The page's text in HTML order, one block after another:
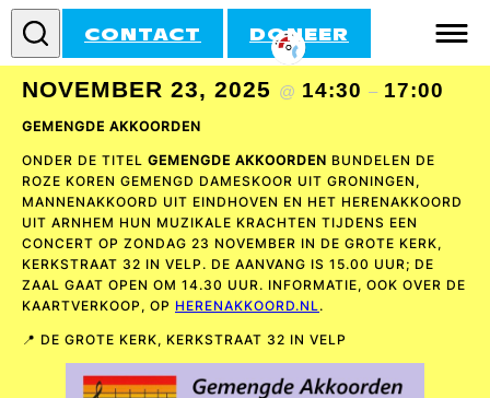
CONTACT DONEER
INFORMATIE
DOE MEE!
ACTIVITEITEN
AGENDA
GEMENGDE AKKOORDEN
NOVEMBER 23, 2025 @ 14:30 – 17:00
GEMENGDE AKKOORDEN
ONDER DE TITEL GEMENGDE AKKOORDEN BUNDELEN DE
ROZE KOREN GEMENGD DAMESKOOR UIT GRONINGEN,
MANNENAKKOORD UIT EINDHOVEN EN HET HERENAKKOORD
UIT ARNHEM HUN MUZIKALE KRACHTEN TIJDENS EEN
CONCERT OP ZONDAG 23 NOVEMBER IN DE GROTE KERK,
KERKSTRAAT 32 IN VELP. DE AANVANG IS 15.00 UUR; DE
ZAAL GAAT OPEN OM 14.30 UUR. INFORMATIE, OOK OVER DE
KAARTVERKOOP, OP HERENAKKOORD.NL .
📍 DE GROTE KERK, KERKSTRAAT 32 IN VELP